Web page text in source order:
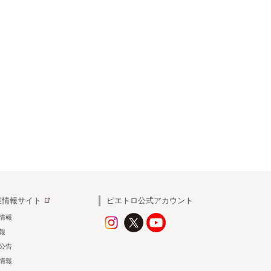
報サイト
報
告
報
ピエトロ公式アカウント